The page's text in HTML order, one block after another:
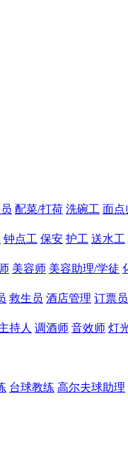
配菜/打荷 洗碗工 面点
钟点工 保安 护工 送水工
美容师 美容助理/学徒
救生员 酒店管理 订票员
持人 调酒师 音效师 灯
台球教练 高尔夫球助理